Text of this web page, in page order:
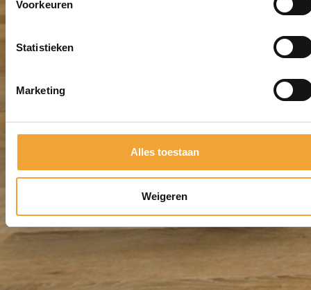
Voorkeuren
Statistieken
Marketing
Alles toestaan
Weigeren